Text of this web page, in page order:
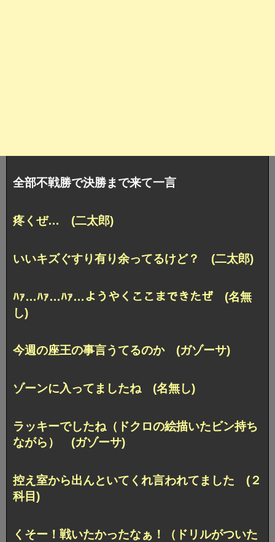
全部不戦勝で決勝まで来て一言
疼くぜ… (二太郎)
いいキズぐすり有り余ってるけど？ (二太郎)
ﾊｧ…ﾊｧ…ﾊｧ…ようやくここまできたぜ (名無
し)
今週の座王の事言うてるのか (ガゾーサ)
ゾーンに入ってましたね (名無し)
ラッキーでしたね（ドクロの絵描いたビン持ち
ながら） (ガゾーサ)
控え室から出んといてくれ言われてました (２
科目)
くそー！戦いたかったなぁ！（ドリルがついた